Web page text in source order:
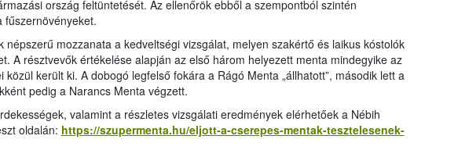
ország feltüntetését. Az ellenőrök ebből a szempontból szintén
fűszernövényeket.
népszerű mozzanata a kedveltségi vizsgálat, melyen szakértő és laikus kóstolók
A résztvevők értékelése alapján az első három helyezett menta mindegyike az
közül került ki. A dobogó legfelső fokára a Rágó Menta „állhatott”, második lett a
pedig a Narancs Menta végzett.
valamint a részletes vizsgálati eredmények elérhetőek a Nébih
oldalán: https://szupermenta.hu/eljott-a-cserepes-mentak-tesztelesenek-